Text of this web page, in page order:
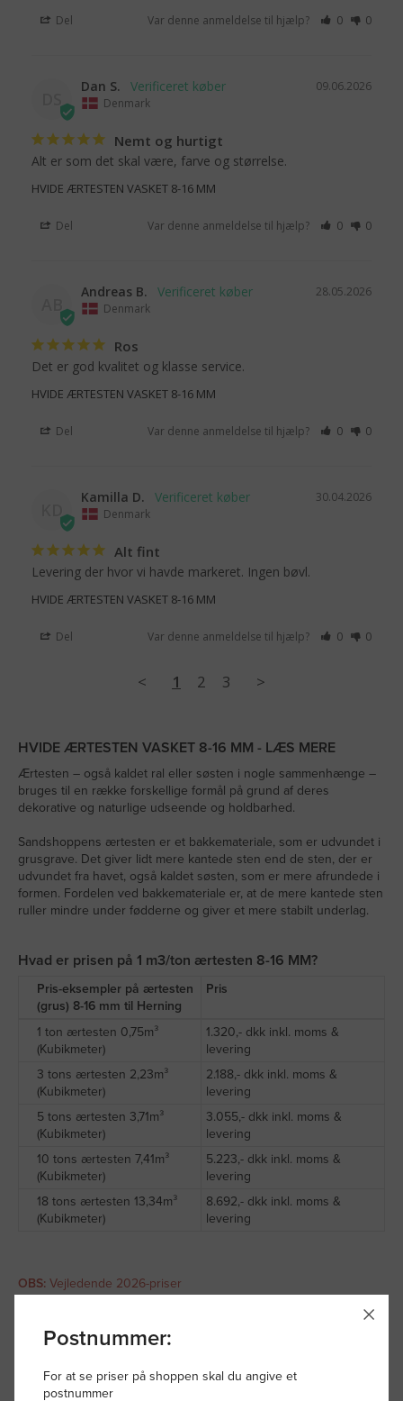
Del Var denne anmeldelse til hjælp? 0 0
09.06.2026
Dan S.
Denmark
Nemt og hurtigt
Alt er som det skal være, farve og størrelse.
HVIDE ÆRTESTEN VASKET 8-16 MM
Del Var denne anmeldelse til hjælp? 0 0
28.05.2026
Andreas B.
Denmark
Ros
Det er god kvalitet og klasse service.
HVIDE ÆRTESTEN VASKET 8-16 MM
Del Var denne anmeldelse til hjælp? 0 0
30.04.2026
Kamilla D.
Denmark
Alt fint
Levering der hvor vi havde markeret. Ingen bøvl.
HVIDE ÆRTESTEN VASKET 8-16 MM
Del Var denne anmeldelse til hjælp? 0 0
< 1 2 3 >
HVIDE ÆRTESTEN VASKET 8-16 MM - LÆS MERE
Ærtesten – også kaldet ral eller søsten i nogle sammenhænge –
bruges til en række forskellige formål på grund af deres
dekorative og naturlige udseende og holdbarhed.
Sandshoppens ærtesten er et bakkemateriale, som er udvundet i
grusgrave. Det giver lidt mere kantede sten end de sten, der er
udvundet fra havet, også kaldet søsten, som er mere afrundede i
formen. Fordelen ved bakkemateriale er, at de mere kantede sten
ruller mindre under fødderne og giver et mere stabilt underlag.
Hvad er prisen på 1 m3/ton ærtesten 8-16 MM?
Pris-eksempler på ærtesten
(grus) 8-16 mm til Herning
Pris
1 ton ærtesten 0,75m³
(Kubikmeter)
1.320,- dkk inkl. moms &
levering
3 tons ærtesten 2,23m³
(Kubikmeter)
2.188,- dkk inkl. moms &
levering
5 tons ærtesten 3,71m³
(Kubikmeter)
3.055,- dkk inkl. moms &
levering
10 tons ærtesten 7,41m³
(Kubikmeter)
5.223,- dkk inkl. moms &
levering
18 tons ærtesten 13,34m³
(Kubikmeter)
8.692,- dkk inkl. moms &
levering
OBS: Vejledende 2026-priser
Prisen på ærtesten 8-16 mm afhænger af din ønskede
(ærtesten løs vægt/læsset i dynge), big bags eller kran levering,
ligesom du også kan hente det selv på vores adresser i Herning
Postnummer:
For at se priser på shoppen skal du angive et
postnummer